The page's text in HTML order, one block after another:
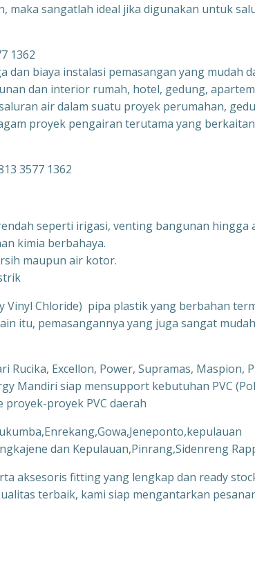
maka sangatlah ideal jika digunakan untuk
biaya instalasi pemasangan yang mudah
dan interior rumah, hotel, gedung,
air dalam suatu proyek perumahan,
proyek pengairan terutama yang
3577 1362
seperti irigasi, venting bangunan hingga
kimia berbahaya.
maupun air kotor.
Vinyl Chloride) pipa plastik yang berbahan
itu, pemasangannya yang juga sangat
Rucika, Excellon, Power, Supramas, Maspion,
Mandiri siap mensupport kebutuhan PVC
proyek PVC daerah
dan Kepulauan,Pinrang,Sidenreng
aksesoris fitting yang lengkap dan ready
terbaik, kami siap mengantarkan